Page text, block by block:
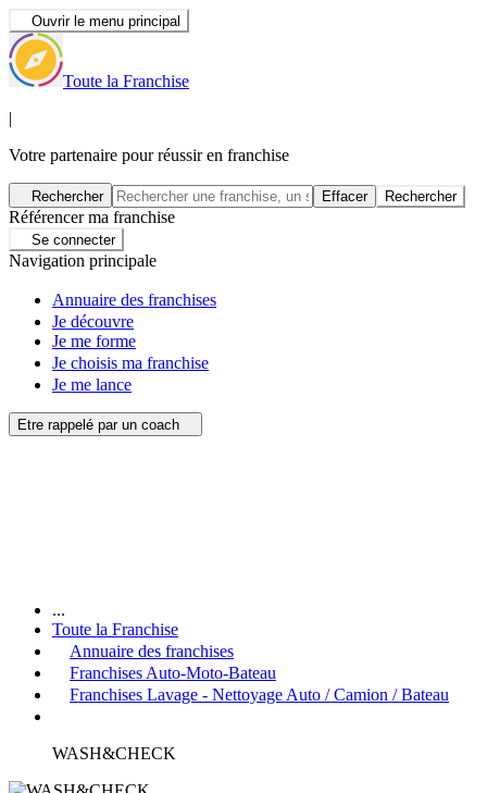
Ouvrir le menu principal
Toute la Franchise
|
Votre partenaire pour réussir en franchise
Rechercher Effacer Rechercher
Référencer ma franchise
Se connecter
Navigation principale
Annuaire des franchises
Je découvre
Je me forme
Je choisis ma franchise
Je me lance
Etre rappelé par un coach
...
Toute la Franchise
Annuaire des franchises
Franchises Auto-Moto-Bateau
Franchises Lavage - Nettoyage Auto / Camion / Bateau
WASH&CHECK